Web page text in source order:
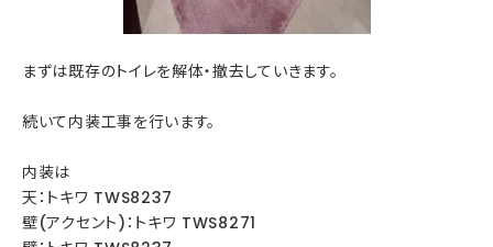
まずは既存のトイレを解体・撤去していきます。
続いて内装工事を行います。
内装は
天：トキワ TWS8237
壁(アクセント)：トキワ TWS8271